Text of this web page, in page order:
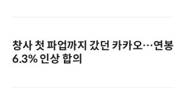
창사 첫 파업까지 갔던 카카오…연봉
6.3% 인상 합의